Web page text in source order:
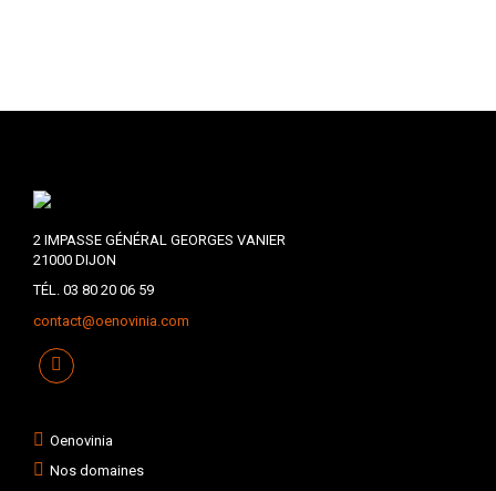
2 IMPASSE GÉNÉRAL GEORGES VANIER
21000 DIJON
TÉL. 03 80 20 06 59
contact@oenovinia.com
Oenovinia
Nos domaines